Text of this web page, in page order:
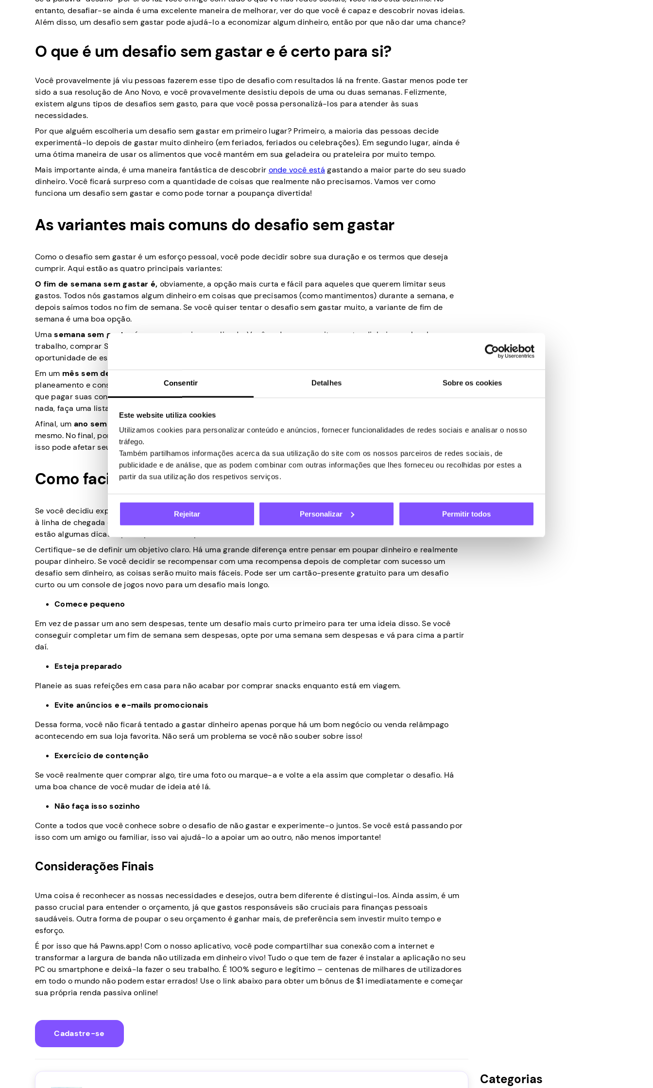
Consentir Detalhes Sobre os cookies
Este website utiliza cookies
Utilizamos cookies para personalizar conteúdo e anúncios, fornecer funcionalidades de redes sociais e analisar o nosso
tráfego.
Também partilhamos informações acerca da sua utilização do site com os nossos parceiros de redes sociais, de
publicidade e de análise, que as podem combinar com outras informações que lhes forneceu ou recolhidas por estes a
partir da sua utilização dos respetivos serviços.
Rejeitar Personalizar Permitir todos
entanto, desafiar-se ainda é uma excelente maneira de melhorar, ver do que você é capaz e descobrir novas ideias.
Além disso, um desafio sem gastar pode ajudá-lo a economizar algum dinheiro, então por que não dar uma chance?
O que é um desafio sem gastar e é certo para si?
Você provavelmente já viu pessoas fazerem esse tipo de desafio com resultados lá na frente. Gastar menos pode ter
sido a sua resolução de Ano Novo, e você provavelmente desistiu depois de uma ou duas semanas. Felizmente,
existem alguns tipos de desafios sem gasto, para que você possa personalizá-los para atender às suas
necessidades.
Por que alguém escolheria um desafio sem gastar em primeiro lugar? Primeiro, a maioria das pessoas decide
experimentá-lo depois de gastar muito dinheiro (em feriados, feriados ou celebrações). Em segundo lugar, ainda é
uma ótima maneira de usar os alimentos que você mantém em sua geladeira ou prateleira por muito tempo.
Mais importante ainda, é uma maneira fantástica de descobrir onde você está gastando a maior parte do seu suado
dinheiro. Você ficará surpreso com a quantidade de coisas que realmente não precisamos. Vamos ver como
funciona um desafio sem gastar e como pode tornar a poupança divertida!
As variantes mais comuns do desafio sem gastar
Como o desafio sem gastar é um esforço pessoal, você pode decidir sobre sua duração e os termos que deseja
cumprir. Aqui estão as quatro principais variantes:
O fim de semana sem gastar é, obviamente, a opção mais curta e fácil para aqueles que querem limitar seus
gastos. Todos nós gastamos algum dinheiro em coisas que precisamos (como mantimentos) durante a semana, e
depois saímos todos no fim de semana. Se você quiser tentar o desafio sem gastar muito, a variante de fim de
semana é uma boa opção.
Umasemana sem gastar
é um pouco mais complicado. Você pode querer evitar gastar dinheiro em lanches no
trabalho, comprar Starbucks todas as manhãs a caminho do trabalho, etc. No entanto, esta variante oferece-lhe a
oportunidade de esvaziar o seu frigorífico ou despensa.
Em um mês sem despesas, as coisas estão ficando sérias. Ao contrário das variantes mais curtas, requer um
planeamento e consideração cuidadosos. Não há como passar um mês sem dinheiro, então nem tente. Você terá
que pagar suas contas, comprar mantimentos, gás e outros itens essenciais. Então, em vez de tentar não comprar
nada, faça uma lista de coisas que você pode comprar e fique longe de todo o resto.
Afinal, um ano sem gastar
mesmo. No final, porém, compensa enormemente. Se você conseguir fazer isso, você definitivamente verá o quanto
isso pode afetar seu orçamento e hábitos de gasto!
Como facilitar
Se você decidiu experimentar, então você provavelmente está um pouco preocupado se você será capaz de chegar
à linha de chegada com sucesso. Se você mudar seus hábitos de consumo, provavelmente será assustador. Aqui
estão algumas dicas rápidas para facilitar para você e aumentar suas chances de sucesso.
Certifique-se de definir um objetivo claro. Há uma grande diferença entre pensar em poupar dinheiro e realmente
poupar dinheiro. Se você decidir se recompensar com uma recompensa depois de completar com sucesso um
desafio sem dinheiro, as coisas serão muito mais fáceis. Pode ser um cartão-presente gratuito para um desafio
curto ou um console de jogos novo para um desafio mais longo.
Comece pequeno
Em vez de passar um ano sem despesas, tente um desafio mais curto primeiro para ter uma ideia disso. Se você
conseguir completar um fim de semana sem despesas, opte por uma semana sem despesas e vá para cima a partir
daí.
Esteja preparado
Planeie as suas refeições em casa para não acabar por comprar snacks enquanto está em viagem.
Evite anúncios e e-mails promocionais
Dessa forma, você não ficará tentado a gastar dinheiro apenas porque há um bom negócio ou venda relâmpago
acontecendo em sua loja favorita. Não será um problema se você não souber sobre isso!
Exercício de contenção
Se você realmente quer comprar algo, tire uma foto ou marque-a e volte a ela assim que completar o desafio. Há
uma boa chance de você mudar de ideia até lá.
Não faça isso sozinho
Conte a todos que você conhece sobre o desafio de não gastar e experimente-o juntos. Se você está passando por
isso com um amigo ou familiar, isso vai ajudá-lo a apoiar um ao outro, não menos importante!
Considerações Finais
Uma coisa é reconhecer as nossas necessidades e desejos, outra bem diferente é distingui-los. Ainda assim, é um
passo crucial para entender o orçamento, já que gastos responsáveis são cruciais para finanças pessoais
saudáveis. Outra forma de poupar o seu orçamento é ganhar mais, de preferência sem investir muito tempo e
esforço.
É por isso que há Pawns.app! Com o nosso aplicativo, você pode compartilhar sua conexão com a internet e
transformar a largura de banda não utilizada em dinheiro vivo! Tudo o que tem de fazer é instalar a aplicação no seu
PC ou smartphone e deixá-la fazer o seu trabalho. É 100% seguro e legítimo – centenas de milhares de utilizadores
em todo o mundo não podem estar errados! Use o link abaixo para obter um bônus de $1 imediatamente e começar
sua própria renda passiva online!
Cadastre-se
Categorias